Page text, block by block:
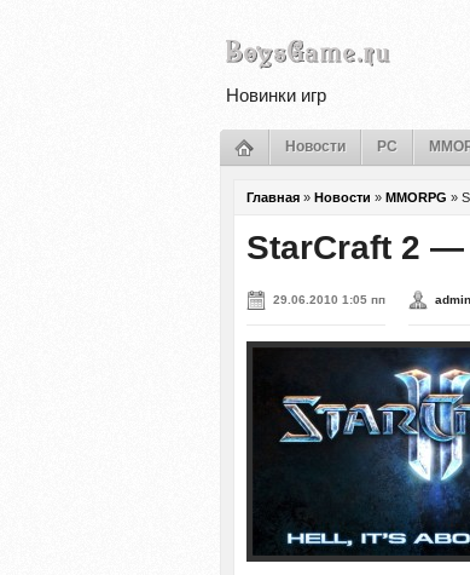
Новинки игр
Новости PC
Главная » Новости » MMORPG »
StarCraft 2 —
29.06.2010 1:05 пп admin